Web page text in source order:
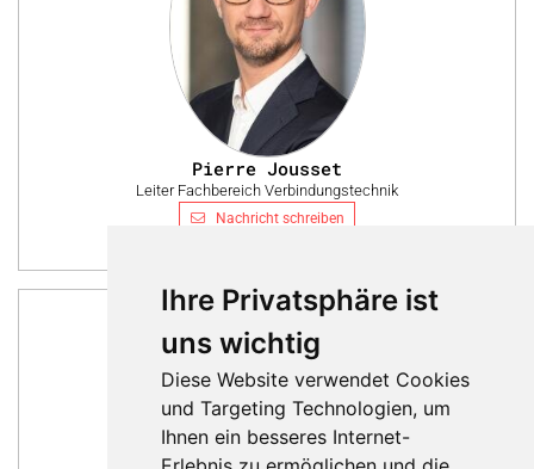
Ihre Privatsphäre ist
uns wichtig
Diese Website verwendet Cookies
und Targeting Technologien, um
Ihnen ein besseres Internet-
Pierre Jousset
Leiter Fachbereich Verbindungstechnik
Nachricht schreiben